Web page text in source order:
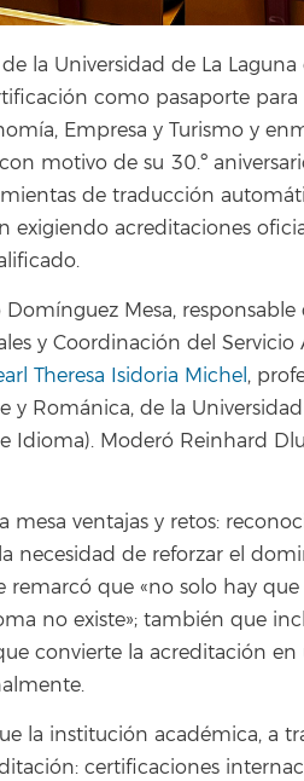
de la Universidad de La Laguna
como pasaporte para
Empresa y Turismo y
motivo de su 30.º
de traducción
exigiendo acreditaciones
Mesa,
y Coordinación del
Theresa Isidoria Michel ,
y Románica, de la
Idioma). Moderó Reinhard
mesa ventajas y retos:
necesidad de reforzar el
remarcó que «no solo hay
no existe»; también que
convierte la acreditación en
la institución académica, a
certificaciones